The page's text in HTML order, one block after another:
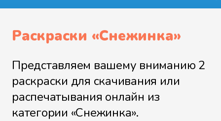
Раскраски «Снежинка»
Представляем вашему вниманию 2
раскраски для скачивания или
распечатывания онлайн из
категории «Снежинка».